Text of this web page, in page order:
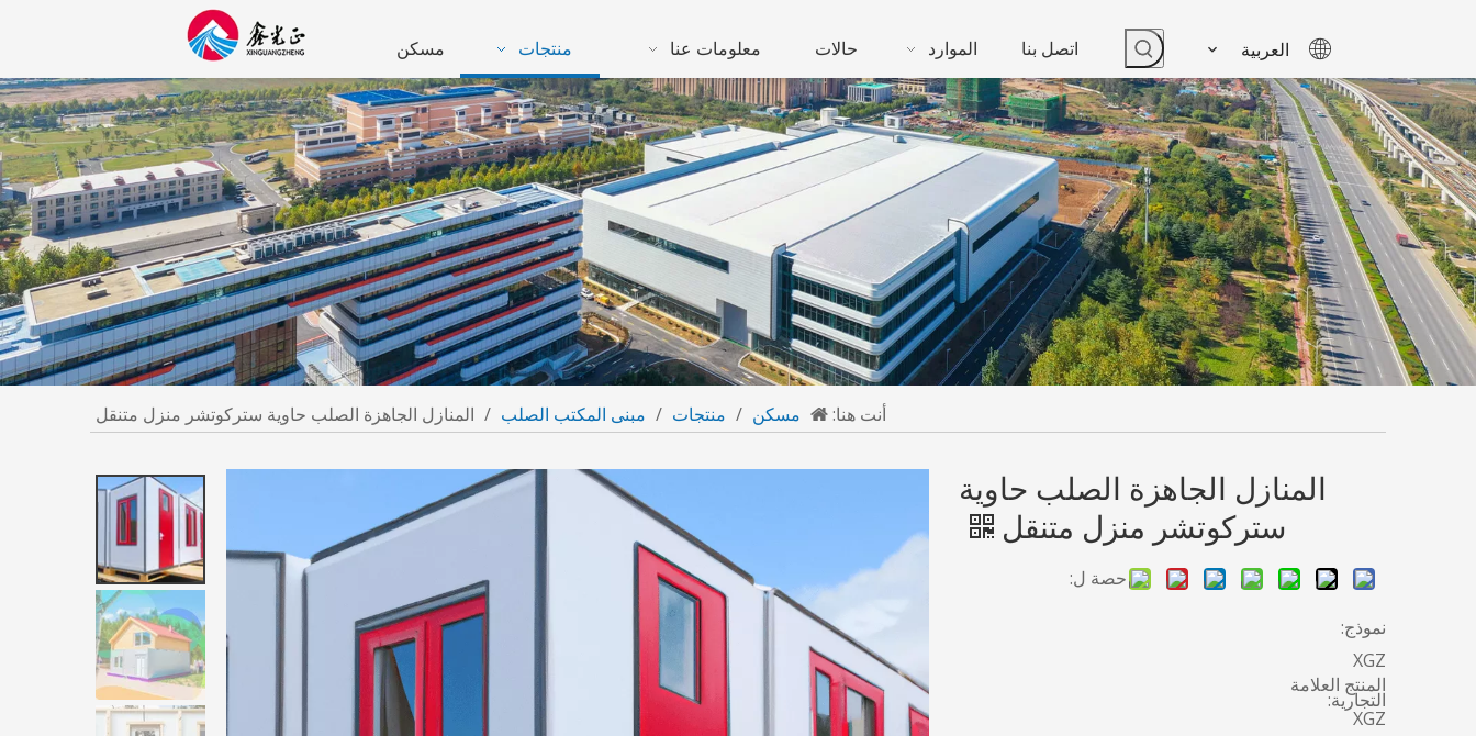
اتصل بنا الموارد حالات معلومات عنا منتجات مسكن العربية
أنت هنا: مسكن / منتجات / مبنى المكتب الصلب / المنازل الجاهزة الصلب حاوية ستركوتشر منزل متنقل
المنازل الجاهزة الصلب حاوية
ستركوتشر منزل متنقل
حصة ل:
نموذج:
XGZ
المنتج العلامة
التجارية:
XGZ